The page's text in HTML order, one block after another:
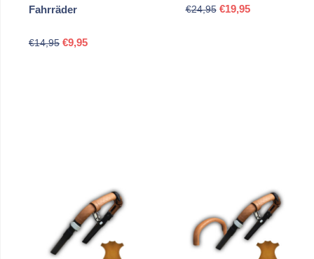
Fahrräder
€14,95 Ursprünglicher
€9,95Aktueller
€24,95 Ursprünglicher
€19,95Aktueller